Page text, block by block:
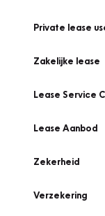
Private lease
Zakelijke lease
Lease Service
Lease Aanbod
Zekerheid
Verzekering